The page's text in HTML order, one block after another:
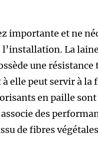
importante et ne
La
une
elle peut servir à la
en paille
des
de fibres